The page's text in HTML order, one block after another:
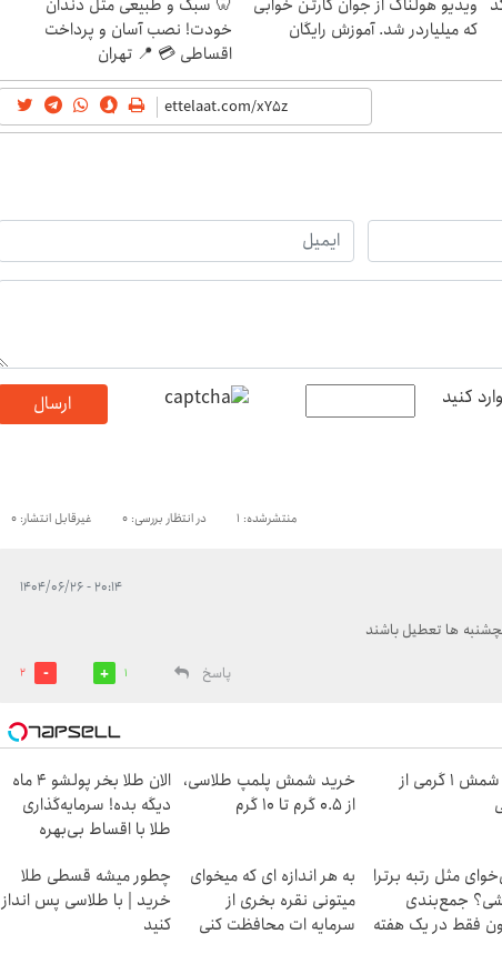
ویدیو هولناک از جوان کارتن خوابی
که میلیاردر شد. آموزش رایگان
🦷 سبک و طبیعی مثل دندان
خودت! نصب آسان و پرداخت
اقساطی 💳 📍 تهران
کنید ارسال
منتشرشده: 1 در انتظار بررسی: 0 غیرقابل انتشار: 0
۲۰:۱۴ - ۱۴۰۴/۰۶/۲۶
ها تعطیل باشند
پاسخ
1
2
خرید شمش 1 گرمی از
خرید شمش پلمپ طلاسی،
از ۰.۵ گرم تا ۱۰ گرم
الان طلا بخر پولشو 4 ماه
دیگه بده! سرمایه‌گذاری
طلا با اقساط بی‌بهره
مثل رتبه برترا
جمع‌بندی
فقط در یک هفته
به هر اندازه ای که میخوای
میتونی نقره بخری از
سرمایه ات محافظت کنی
چطور میشه قسطی طلا
خرید | با طلاسی پس انداز
کنید